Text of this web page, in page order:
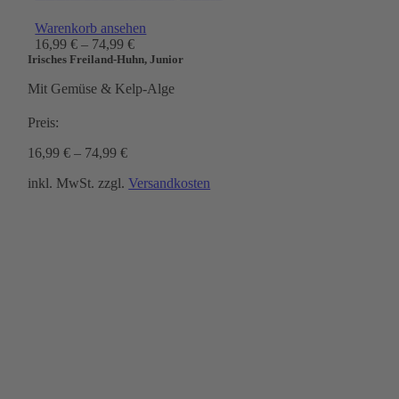
Warenkorb ansehen
16,99€ – 74,99€
Irisches Freiland-Huhn, Junior
Mit Gemüse & Kelp-Alge
Preis:
16,99€ – 74,99€
inkl. MwSt. zzgl.Versandkosten